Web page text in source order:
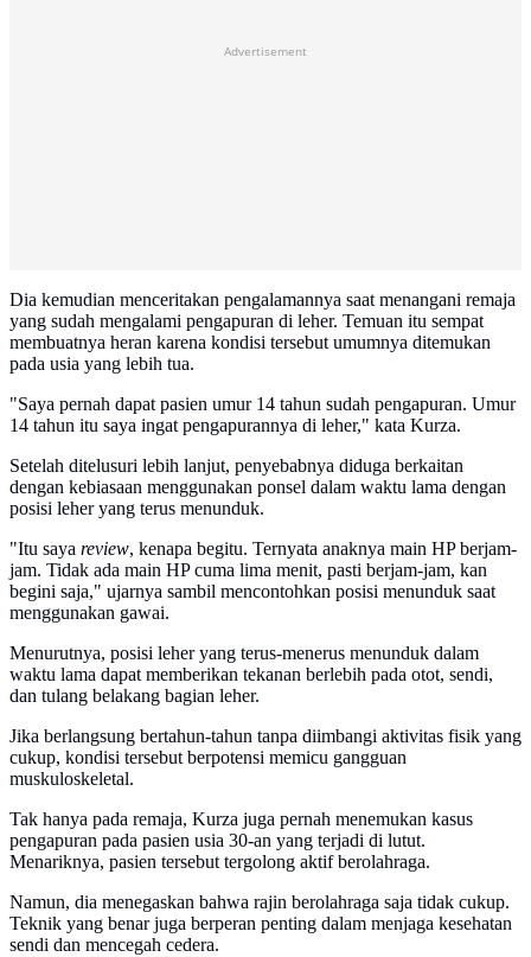
Advertisement
Dia kemudian menceritakan pengalamannya saat menangani remaja
yang sudah mengalami pengapuran di leher. Temuan itu sempat
membuatnya heran karena kondisi tersebut umumnya ditemukan
pada usia yang lebih tua.
"Saya pernah dapat pasien umur 14 tahun sudah pengapuran. Umur
14 tahun itu saya ingat pengapurannya di leher," kata Kurza.
Setelah ditelusuri lebih lanjut, penyebabnya diduga berkaitan
dengan kebiasaan menggunakan ponsel dalam waktu lama dengan
posisi leher yang terus menunduk.
"Itu saya review, kenapa begitu. Ternyata anaknya main HP berjam-
jam. Tidak ada main HP cuma lima menit, pasti berjam-jam, kan
begini saja," ujarnya sambil mencontohkan posisi menunduk saat
menggunakan gawai.
Menurutnya, posisi leher yang terus-menerus menunduk dalam
waktu lama dapat memberikan tekanan berlebih pada otot, sendi,
dan tulang belakang bagian leher.
Jika berlangsung bertahun-tahun tanpa diimbangi aktivitas fisik yang
cukup, kondisi tersebut berpotensi memicu gangguan
muskuloskeletal.
Tak hanya pada remaja, Kurza juga pernah menemukan kasus
pengapuran pada pasien usia 30-an yang terjadi di lutut.
Menariknya, pasien tersebut tergolong aktif berolahraga.
Namun, dia menegaskan bahwa rajin berolahraga saja tidak cukup.
Teknik yang benar juga berperan penting dalam menjaga kesehatan
sendi dan mencegah cedera.